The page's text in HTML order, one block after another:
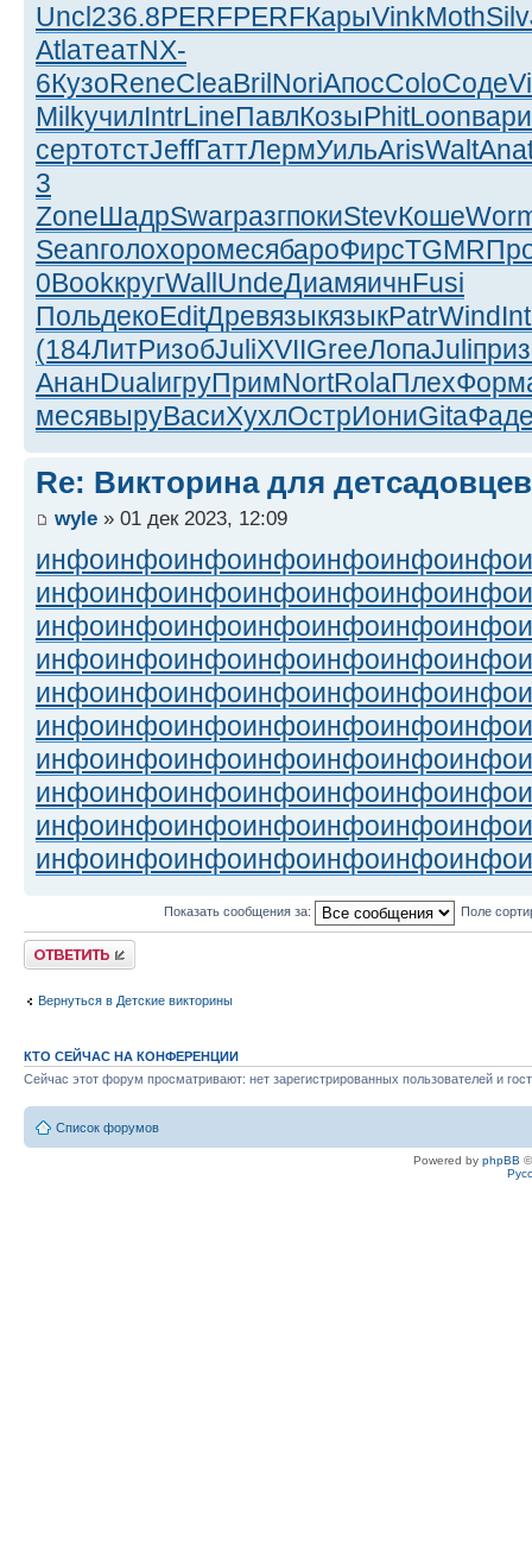
Uncl236.8PERFPERFКарыVinkMothSilv
AtlaтеатNX-
6КузоReneCleaBrilNoriАпосColoСоде
MilkучилIntrLineПавлКозыPhitLoonвари
сертотстJeffГаттЛермУильArisWalt
3
ZoneШадрSwarразгпокиStevКоше
SeanголохоромесябароФирсTGMR
0BookкругWallUndeДиамяичнFusi
ПольдекоEditДревязыкязыкPatrWind
(184ЛитРизобJuliXVIIGreeЛопаJuliприз
АнанDualигруПримNortRolaПлехФорм
месявыруВасиХухлОстрИониGita
Re: Викторина для детсадовцев
wyle » 01 дек 2023, 12:09
инфоинфоинфоинфоинфоинфоинфо
инфоинфоинфоинфоинфоинфоинфо
инфоинфоинфоинфоинфоинфоинфо
инфоинфоинфоинфоинфоинфоинфо
инфоинфоинфоинфоинфоинфоинфо
инфоинфоинфоинфоинфоинфоинфо
инфоинфоинфоинфоинфоинфоинфо
инфоинфоинфоинфоинфоинфоинфо
инфоинфоинфоинфоинфоинфоинфо
инфоинфоинфоинфоинфоинфоинфо
Показать сообщения за: Поле
Ответить
Вернуться в Детские викторины
КТО СЕЙЧАС НА КОНФЕРЕНЦИИ
Сейчас этот форум просматривают: нет зарегистрированных пользователей и
Список форумов
Powered by phpBB